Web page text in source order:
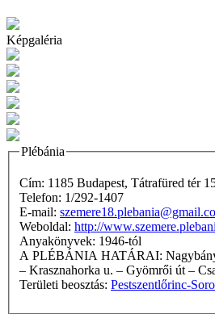
Képgaléria
Plébánia
Cím: 1185 Budapest, Tátrafüred tér
Telefon: 1/292-1407
E-mail:
Weboldal: http://
Anyakönyvek: 1946-tól
A PLÉBÁNIA HATÁRAI: Nagybánya u. – Üllői út – Vág u.
– Krasznahorka u. – Gyömrői út –
Területi beosztás: Pestszentlőrinc-